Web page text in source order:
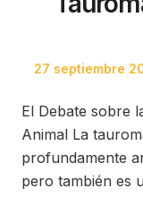
Posted
27 septiembre
El Debate sobre
Animal La
profundamente
pero también es